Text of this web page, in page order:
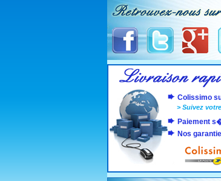
Colissimo
>Suivez
Paiement
Nos